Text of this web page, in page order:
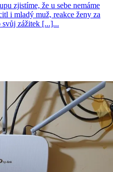
zjistíme, že u sebe nemáme
i mladý muž, reakce ženy za
svůj zážitek [...]...